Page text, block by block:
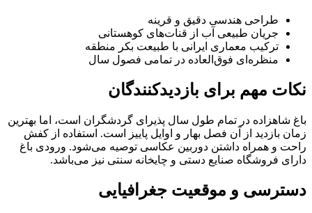
طراحی هندسی دقیق و قرینه
جریان طبیعی آب از قنات‌های کوهستانی
ترکیب معماری ایرانی با طبیعت بکر منطقه
منظره‌ای فوق‌العاده در تمامی فصول سال
نکات مهم برای بازدیدکنندگان
باغ شاهزاده در تمام طول سال پذیرای گردشگران است، اما بهترین
زمان بازدید از آن فصل بهار و اوایل پاییز است. استفاده از کفش
راحت و همراه داشتن دوربین عکاسی توصیه می‌شود. ورودی باغ
دارای فروشگاه صنایع دستی و چایخانه سنتی نیز می‌باشد.
دسترسی و موقعیت جغرافیایی